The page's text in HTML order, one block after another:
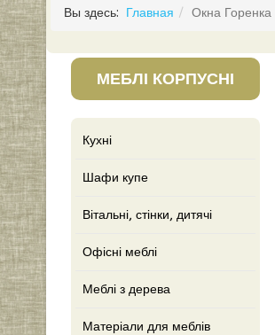
Вы здесь: Главная Окна Горенка
МЕБЛІ КОРПУСНІ
Кухні
Шафи купе
Вітальні, стінки, дитячі
Офісні меблі
Меблі з дерева
Матеріали для меблів